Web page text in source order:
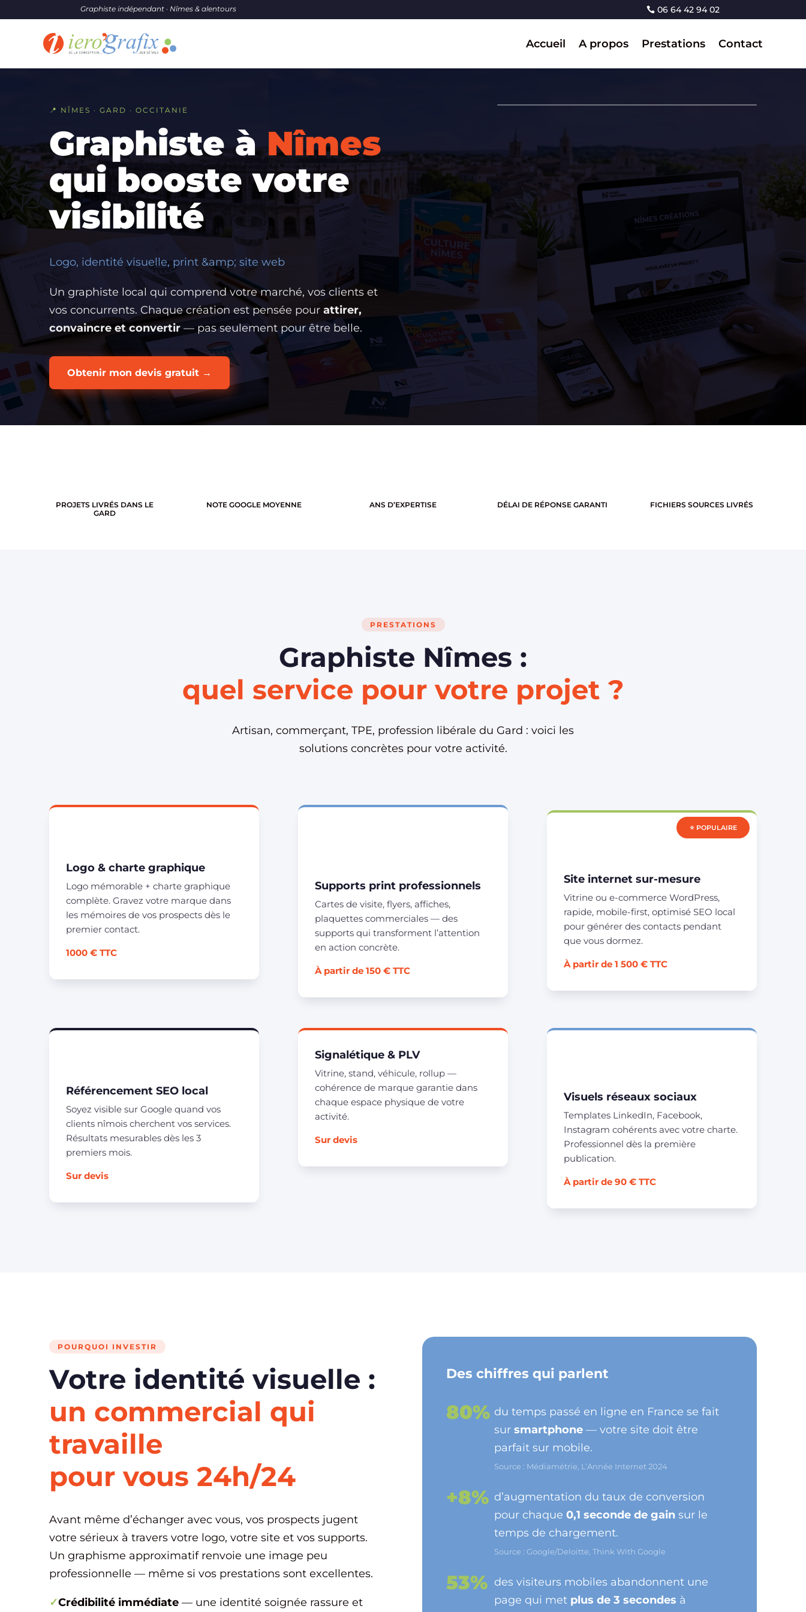
Graphiste indépendant · Nîmes & alentours 06 64 42 94 02
Accueil A propos Prestations Contact
📍 NÎMES · GARD · OCCITANIE
Graphiste àNîmes
qui booste votre
visibilité
Logo, identité visuelle, print &amp; site web
Un graphiste local qui comprend votre marché, vos clients et
vos concurrents. Chaque création est pensée pour attirer,
convaincre et convertir — pas seulement pour être belle.
Obtenir mon devis gratuit →
PROJETS LIVRÉS DANS LE
GARD
NOTE GOOGLE MOYENNE ANS D’EXPERTISE DÉLAI DE RÉPONSE GARANTI FICHIERS SOURCES LIVRÉS
PRESTATIONS
Graphiste Nîmes :
quel service pour votre projet ?
Artisan, commerçant, TPE, profession libérale du Gard : voici les
solutions concrètes pour votre activité.
Logo & charte graphique
Logo mémorable + charte graphique
complète. Gravez votre marque dans
les mémoires de vos prospects dès le
premier contact.
1000 € TTC
Supports print professionnels
Cartes de visite, flyers, affiches,
plaquettes commerciales — des
supports qui transforment l’attention
en action concrète.
À partir de 150 € TTC
⭐ POPULAIRE
Site internet sur-mesure
Vitrine ou e-commerce WordPress,
rapide, mobile-first, optimisé SEO local
pour générer des contacts pendant
que vous dormez.
À partir de 1 500 € TTC
Référencement SEO local
Soyez visible sur Google quand vos
clients nîmois cherchent vos services.
Résultats mesurables dès les 3
premiers mois.
Sur devis
Signalétique & PLV
Vitrine, stand, véhicule, rollup —
cohérence de marque garantie dans
chaque espace physique de votre
activité.
Sur devis
Visuels réseaux sociaux
Templates LinkedIn, Facebook,
Instagram cohérents avec votre charte.
Professionnel dès la première
publication.
À partir de 90 € TTC
POURQUOI INVESTIR
Votre identité visuelle :
un commercial qui
travaille
pour vous 24h/24
Avant même d’échanger avec vous, vos prospects jugent
votre sérieux à travers votre logo, votre site et vos supports.
Un graphisme approximatif renvoie une image peu
professionnelle — même si vos prestations sont excellentes.
✓Crédibilité immédiate — une identité soignée rassure et
Des chiffres qui parlent
80% du temps passé en ligne en France se fait
sursmartphone — votre site doit être
parfait sur mobile.
Source : Médiamétrie, L’Année Internet 2024
+8% d’augmentation du taux de conversion
pour chaque0,1 seconde de gain sur le
temps de chargement.
Source : Google/Deloitte, Think With Google
53% des visiteurs mobiles abandonnent une
page qui met plus de 3 secondes à